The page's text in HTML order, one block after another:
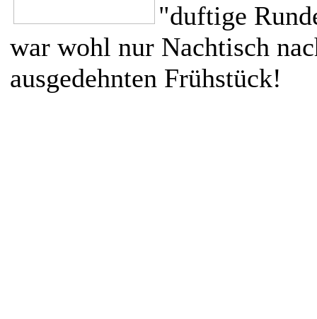
"duftige
war wohl nur Nachtisch
ausgedehnten Frühstück!